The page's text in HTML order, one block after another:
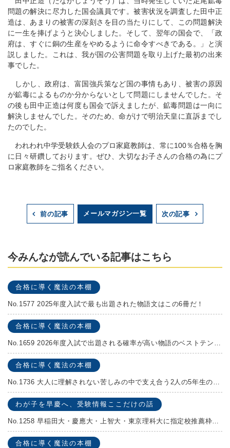
問題の解決に尽力した国会議員です。被害状況を調査した田中正
造は、あまりの被害の深刻さを目の当たりにして、この問題解決
に一生を捧げようと決心しました。そして、翌年の国会で、「政
府は、すぐに銅の生産をやめるように命令すべきである。」と演
説しました。これは、我が国の公害問題を取り上げた最初の出来
事でした。
しかし、政府は、富国強兵策など国の事情もあり、被害の原因
が鉱毒によるものか分からないとして問題にしませんでした。そ
の後も田中正造は何度も国会で訴えましたが、鉱毒問題は一向に
解決しませんでした。そのため、命がけで明治天皇に直訴までし
たのでした。
われわれ中学受験鉄人会のプロ家庭教師は、常に100％合格を胸
に日々研鑽しております。ぜひ、大切なお子さんの合格の為にプ
ロ家庭教師をご指名ください。
前の記事 メールマガジン一覧 次の記事
今みんなが読んでいる記事はこちら
合格に導く魔法の本棚
No.1577 2025年度入試で最も出題された物語文はこの6冊だ！
合格に導く魔法の本棚
No.1659 2026年度入試で出題される確率が高い物語のベストテンを発表します！
合格に導く魔法の本棚
No.1736 大人に理解されない苦しみの中で支え合う2人の5年生の成長物語！『夏の迷子』村上しいこ
わが子を早慶へ、受験情報ここだけの話
No.1258 早稲田大・慶應大・上智大・東京理科大に指定校推薦枠がある学校
合格に導く魔法の本棚